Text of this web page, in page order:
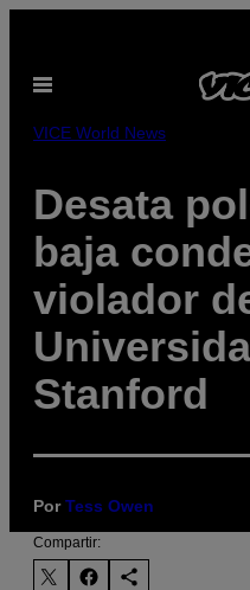
contenido
Abrir
VICE World News
Desata
baja
violador
Stanford
PorTess Owen
Compartir: